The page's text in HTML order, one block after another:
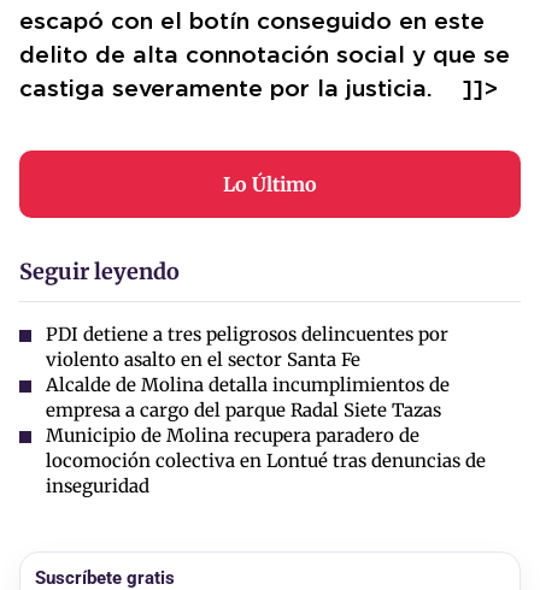
escapó con el botín conseguido en este
delito de alta connotación social y que se
castiga severamente por la justicia. ]]>
Lo Último
Seguir leyendo
PDI detiene a tres peligrosos delincuentes por
violento asalto en el sector Santa Fe
Alcalde de Molina detalla incumplimientos de
empresa a cargo del parque Radal Siete Tazas
Municipio de Molina recupera paradero de
locomoción colectiva en Lontué tras denuncias de
inseguridad
Suscríbete gratis